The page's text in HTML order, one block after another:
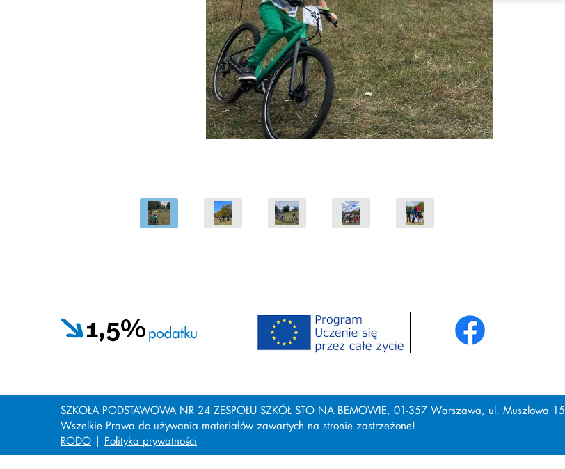
SZKOŁA PODSTAWOWA NR 24 ZESPOŁU SZKÓŁ STO NA BEMOWIE, 01-357 Warszawa, ul. Muszlowa 15
Wszelkie Prawa do używania materiałów zawartych na stronie zastrzeżone!
RODO | Polityka prywatności